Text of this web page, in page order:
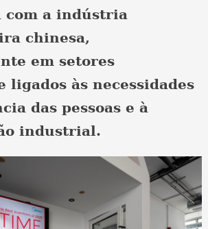
com a indústria
chinesa,
em setores
ligados às necessidades
das pessoas e à
industrial.